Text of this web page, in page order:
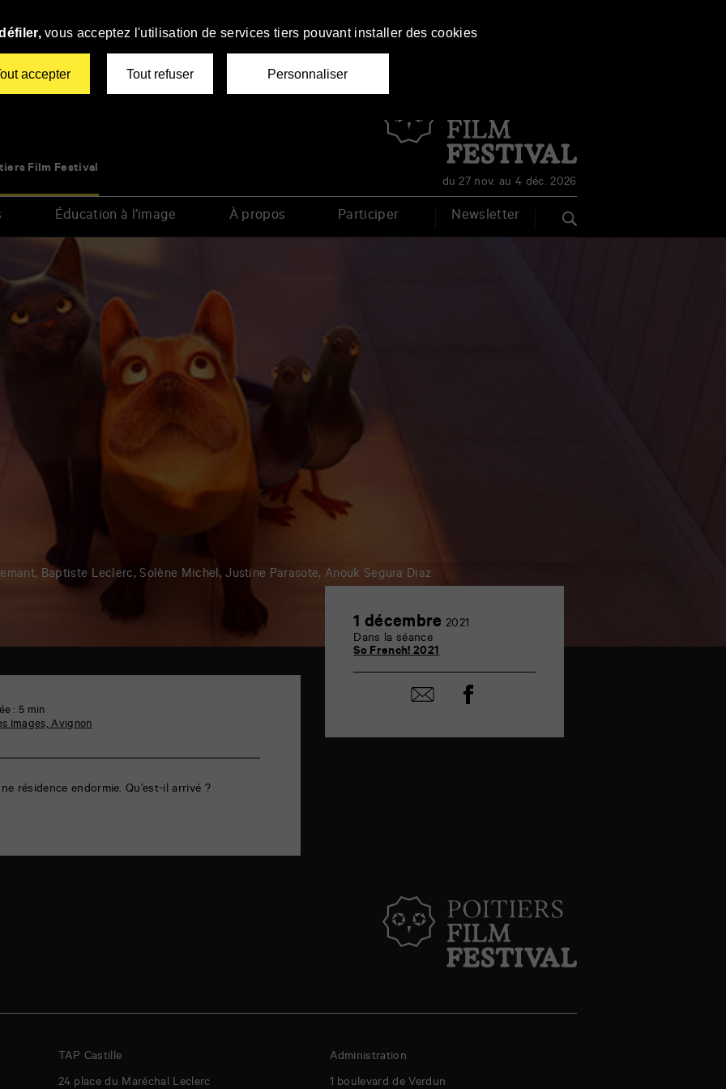
Film Festival
du 27 nov. au 4 déc. 2026
Éducation à l’image À propos Participer Newsletter
Baptiste Leclerc, Solène Michel, Justine Parasote, Anouk Segura Diaz
: 5 min
Images, Avignon
résidence endormie. Qu’est-il arrivé ?
1 décembre 2021
Dans la séance
So French! 2021
Partager
par
Partager
sur
TAP Castille
24 place du Maréchal Leclerc
Administration
1 boulevard de Verdun
vous acceptez l'utilisation de services tiers pouvant installer des cookies
accepter Tout refuser Personnaliser